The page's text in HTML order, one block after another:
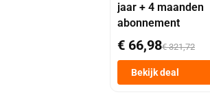
jaar + 4 maanden
abonnement
€ 66,98€ 321,72
Bekijk deal